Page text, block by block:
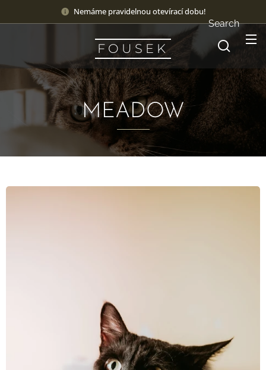
Nemáme pravidelnou otevírací dobu!
F O U S E K
Search
MEADOW